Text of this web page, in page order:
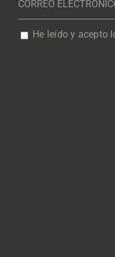
He leído y acepto